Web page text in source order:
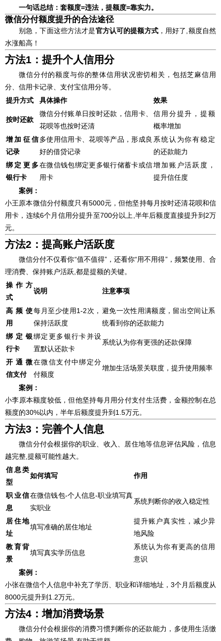
一句话总结：套额度=违法，提额度=靠实力。
微信分付额度提升的合法途径
别急，下面这些方法才是官方认可的提额方式，用好了,额度自然
水涨船高！
方法1：提升个人信用分
微信分付的额度与你的整体信用状况密切相关，包括芝麻信用
分、信用卡记录、支付宝信用分等。
提升方式
具体操作 效果
按时还款
微信分付账单日按时还款，信用卡、
花呗等也按时还清
信用分提升，提额
概率增加
增加征信
记录
多使用信用卡、花呗等产品，形成良
好的借贷记录
系统认为你有稳定
的还款能力
绑定更多
银行卡
在微信钱包绑定更多银行储蓄卡或信
用卡
增加账户活跃度，
提升信任度
案例：
小王原本微信分付额度只有5000元，但他坚持每月按时还清花呗和信
用卡，连续6个月信用分提升至700分以上,半年后额度直接提升到2万
元。
方法2：提高账户活跃度
微信分付不仅看你“值不值得”，还看你“用不用得”，频繁使用、合
理消费、保持账户活跃,都是提额的关键。
操作方
式
说明 注意事项
高频使
用
每月至少使用1-2次，
保持活跃度
避免一次性用满额度，留出空间让系
统看到你的还款能力
绑定银
行卡
绑定更多银行卡并设
置默认还款卡
系统认为你有更强的还款保障
开通微
信支付
在微信支付中绑定分
付额度
增加生活场景关联度，提升使用频率
案例：
小李原本额度较低，但他坚持每月用分付支付生活费，金额控制在总
额度的30%以内，半年后额度提升到1.5万元。
方法3：完善个人信息
微信分付会根据你的职业、收入、居住地等信息评估风险，信息
越完整,提额可能性越大。
信息类
型
如何填写 作用
职业信
息
在微信钱包-个人信息-职业填写真
实职业
系统判断你的收入稳定性
居住地
址
填写准确的居住地址
提升账户真实性，减少异
地风险
教育背
景
填写真实学历信息
系统认为你有更高的信用
意识
案例：
小张在微信个人信息中补充了学历、职业和详细地址，3个月后额度从
8000元提升到1.2万元。
方法4：增加消费场景
微信分付会根据你的消费习惯判断你的还款能力，多使用生活缴